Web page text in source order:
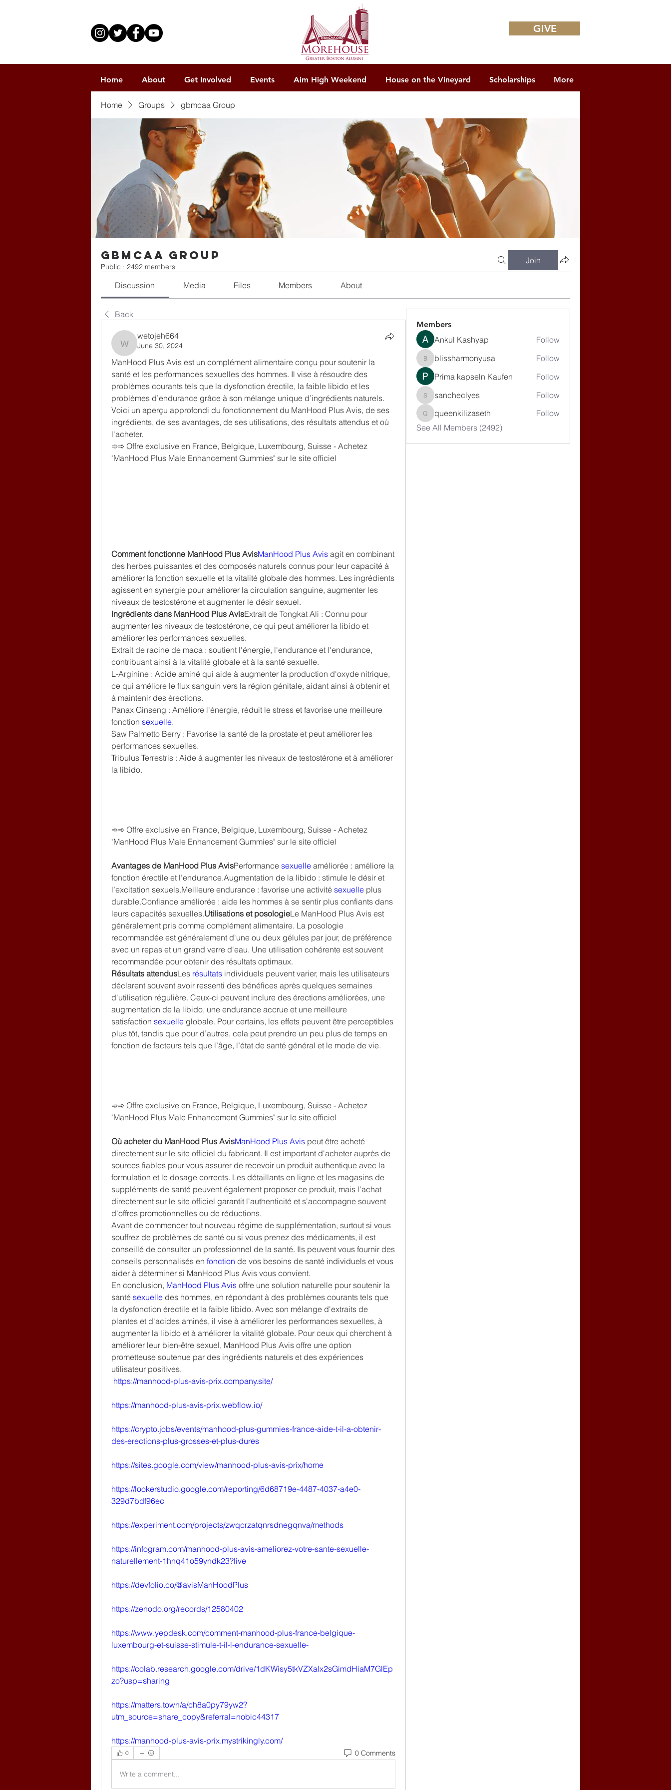
GIVE
Home About Get Involved Events Aim High Weekend House on the Vineyard Scholarships More
Home Groups gbmcaa Group
gbmcaa Group
Public · 2492 members
Join
Discussion Media Files Members About
Back
wetojeh664
wetojeh664
June 30, 2024
ManHood Plus Avis est un complément alimentaire conçu pour soutenir la
santé et les performances sexuelles des hommes. Il vise à résoudre des
problèmes courants tels que la dysfonction érectile, la faible libido et les
problèmes d’endurance grâce à son mélange unique d’ingrédients naturels.
Voici un aperçu approfondi du fonctionnement du ManHood Plus Avis, de ses
ingrédients, de ses avantages, de ses utilisations, des résultats attendus et où
l'acheter.
➾➾ Offre exclusive en France, Belgique, Luxembourg, Suisse - Achetez
"ManHood Plus Male Enhancement Gummies" sur le site officiel
Comment fonctionne ManHood Plus AvisManHood Plus Avis agit en combinant
des herbes puissantes et des composés naturels connus pour leur capacité à
améliorer la fonction sexuelle et la vitalité globale des hommes. Les ingrédients
agissent en synergie pour améliorer la circulation sanguine, augmenter les
niveaux de testostérone et augmenter le désir sexuel.
Ingrédients dans ManHood Plus AvisExtrait de Tongkat Ali : Connu pour
augmenter les niveaux de testostérone, ce qui peut améliorer la libido et
améliorer les performances sexuelles.
Extrait de racine de maca : soutient l'énergie, l'endurance et l'endurance,
contribuant ainsi à la vitalité globale et à la santé sexuelle.
L-Arginine : Acide aminé qui aide à augmenter la production d'oxyde nitrique,
ce qui améliore le flux sanguin vers la région génitale, aidant ainsi à obtenir et
à maintenir des érections.
Panax Ginseng : Améliore l'énergie, réduit le stress et favorise une meilleure
fonction sexuelle.
Saw Palmetto Berry : Favorise la santé de la prostate et peut améliorer les
performances sexuelles.
Tribulus Terrestris : Aide à augmenter les niveaux de testostérone et à améliorer
la libido.
➾➾ Offre exclusive en France, Belgique, Luxembourg, Suisse - Achetez
"ManHood Plus Male Enhancement Gummies" sur le site officiel
Avantages de ManHood Plus AvisPerformance sexuelle améliorée : améliore la
fonction érectile et l’endurance.Augmentation de la libido : stimule le désir et
l’excitation sexuels.Meilleure endurance : favorise une activité sexuelle plus
durable.Confiance améliorée : aide les hommes à se sentir plus confiants dans
leurs capacités sexuelles.Utilisations et posologieLe ManHood Plus Avis est
généralement pris comme complément alimentaire. La posologie
recommandée est généralement d'une ou deux gélules par jour, de préférence
avec un repas et un grand verre d'eau. Une utilisation cohérente est souvent
recommandée pour obtenir des résultats optimaux.
Résultats attendusLes résultats individuels peuvent varier, mais les utilisateurs
déclarent souvent avoir ressenti des bénéfices après quelques semaines
d'utilisation régulière. Ceux-ci peuvent inclure des érections améliorées, une
augmentation de la libido, une endurance accrue et une meilleure
satisfaction sexuelle globale. Pour certains, les effets peuvent être perceptibles
plus tôt, tandis que pour d’autres, cela peut prendre un peu plus de temps en
fonction de facteurs tels que l’âge, l’état de santé général et le mode de vie.
➾➾ Offre exclusive en France, Belgique, Luxembourg, Suisse - Achetez
"ManHood Plus Male Enhancement Gummies" sur le site officiel
Où acheter du ManHood Plus AvisManHood Plus Avis peut être acheté
directement sur le site officiel du fabricant. Il est important d'acheter auprès de
sources fiables pour vous assurer de recevoir un produit authentique avec la
formulation et le dosage corrects. Les détaillants en ligne et les magasins de
suppléments de santé peuvent également proposer ce produit, mais l'achat
directement sur le site officiel garantit l'authenticité et s'accompagne souvent
d'offres promotionnelles ou de réductions.
Avant de commencer tout nouveau régime de supplémentation, surtout si vous
souffrez de problèmes de santé ou si vous prenez des médicaments, il est
conseillé de consulter un professionnel de la santé. Ils peuvent vous fournir des
conseils personnalisés en fonction de vos besoins de santé individuels et vous
aider à déterminer si ManHood Plus Avis vous convient.
En conclusion, ManHood Plus Avis offre une solution naturelle pour soutenir la
santé sexuelle des hommes, en répondant à des problèmes courants tels que
la dysfonction érectile et la faible libido. Avec son mélange d'extraits de
plantes et d'acides aminés, il vise à améliorer les performances sexuelles, à
augmenter la libido et à améliorer la vitalité globale. Pour ceux qui cherchent à
améliorer leur bien-être sexuel, ManHood Plus Avis offre une option
prometteuse soutenue par des ingrédients naturels et des expériences
utilisateur positives.
https://manhood-plus-avis-prix.company.site/
https://manhood-plus-avis-prix.webflow.io/
https://crypto.jobs/events/manhood-plus-gummies-france-aide-t-il-a-obtenir-
des-erections-plus-grosses-et-plus-dures
https://sites.google.com/view/manhood-plus-avis-prix/home
https://lookerstudio.google.com/reporting/6d68719e-4487-4037-a4e0-
329d7bdf96ec
https://experiment.com/projects/zwqcrzatqnrsdnegqnva/methods
https://infogram.com/manhood-plus-avis-ameliorez-votre-sante-sexuelle-
naturellement-1hnq41o59yndk23?live
https://devfolio.co/@avisManHoodPlus
https://zenodo.org/records/12580402
https://www.yepdesk.com/comment-manhood-plus-france-belgique-
luxembourg-et-suisse-stimule-t-il-l-endurance-sexuelle-
https://colab.research.google.com/drive/1dKWisy5tkVZXaIx2sGimdHiaM7GlEp
zo?usp=sharing
https://matters.town/a/ch8a0py79yw2?
utm_source=share_copy&referral=nobic44317
https://manhood-plus-avis-prix.mystrikingly.com/
0 0 Comments
Write a comment...
Members
Ankul Kashyap Follow
blissharmonyusa
blissharmonyusa
Follow
Prima kapseln Kaufen
Follow
sancheclyes
sancheclyes Follow
queenkilizaseth
queenkilizaseth
Follow
See All Members (2492)